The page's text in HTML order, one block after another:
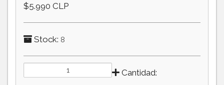
$5.990 CLP
Stock: 8
Cantidad: